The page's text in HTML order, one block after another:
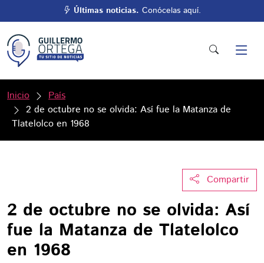
Últimas noticias. Conócelas aquí.
Inicio
País
2 de octubre no se olvida: Así fue la Matanza de
Tlatelolco en 1968
Compartir
2 de octubre no se olvida: Así
fue la Matanza de Tlatelolco
en 1968